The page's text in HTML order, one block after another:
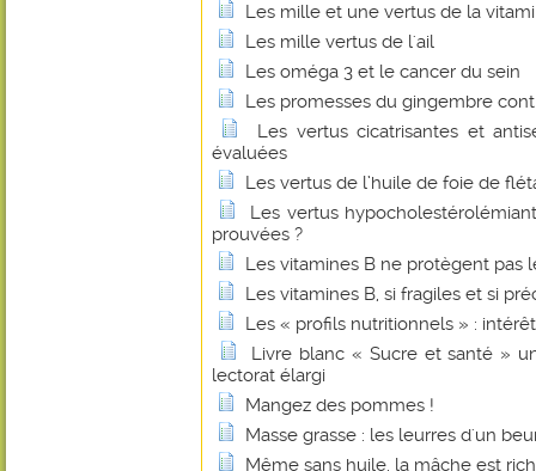
Les mille et une vertus de la
Les mille vertus de l'ail
Les oméga 3 et le cancer du sein
Les promesses du gingembre
Les vertus cicatrisantes et
évaluées
Les vertus de l’huile de foie de
Les vertus
prouvées ?
Les vitamines B ne protègent pas
Les vitamines B, si fragiles et si
Les « profils nutritionnels » :
Livre blanc « Sucre et santé »
lectorat élargi
Mangez des pommes !
Masse grasse : les leurres d'un
Même sans huile, la mâche est